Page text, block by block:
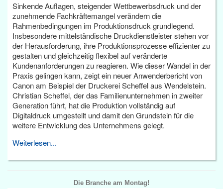
Sinkende Auflagen, steigender Wettbewerbsdruck und der
zunehmende Fachkräftemangel verändern die
Rahmenbedingungen im Produktionsdruck grundlegend.
Insbesondere mittelständische Druckdienstleister stehen vor
der Herausforderung, ihre Produktionsprozesse effizienter zu
gestalten und gleichzeitig flexibel auf veränderte
Kundenanforderungen zu reagieren. Wie dieser Wandel in der
Praxis gelingen kann, zeigt ein neuer Anwenderbericht von
Canon am Beispiel der Druckerei Scheffel aus Wendelstein.
Christian Scheffel, der das Familienunternehmen in zweiter
Generation führt, hat die Produktion vollständig auf
Digitaldruck umgestellt und damit den Grundstein für die
weitere Entwicklung des Unternehmens gelegt.
Weiterlesen...
Die Branche am Montag!